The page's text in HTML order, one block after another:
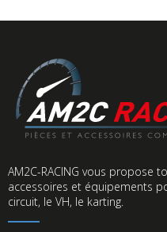
AM2C-RACING vous propose
accessoires et équipements
circuit, le VH, le karting.​